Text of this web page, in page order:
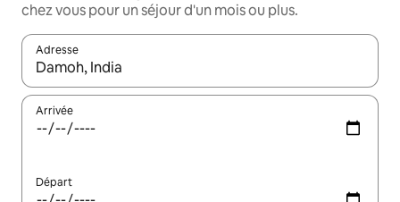
chez vous pour un séjour d'un mois ou plus.
Adresse
Lorsque les résultats s'affichent, utilisez les flèches vers le
Arrivée
Départ